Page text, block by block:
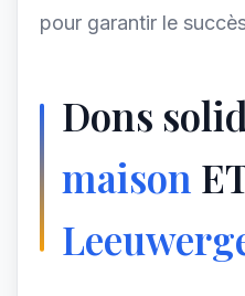
pour garantir le
Dons
maison